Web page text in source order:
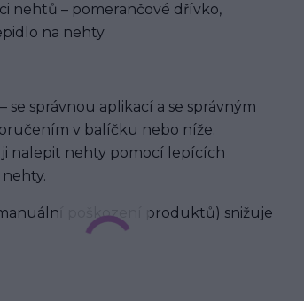
nehtů – pomerančové dřívko,
na nehty
se správnou aplikací a se správným
v balíčku nebo níže.
nalepit nehty pomocí lepících
poškození produktů) snižuje